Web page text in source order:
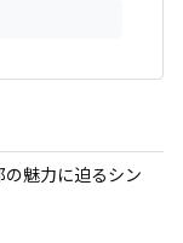
魅力に迫るシン